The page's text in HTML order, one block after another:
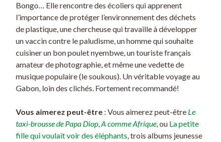
Bongo… Elle rencontre des écoliers qui apprenent
l’importance de protéger l’environnement des déchets
de plastique, une chercheuse qui travaille à développer
un vaccin contre le paludisme, un homme qui souhaite
cuisiner un bon poulet nyembwe, un touriste français
amateur de photographie, et même une vedette de
musique populaire (le soukous). Un véritable voyage au
Gabon, loin des clichés. Fortement recommandé!
Vous aimerez peut-être : Vous aimerez peut-être Le
taxi-brousse de Papa Diop,A comme Afrique, ou La petite
fille qui voulait voir des éléphants, trois albums jeunesse